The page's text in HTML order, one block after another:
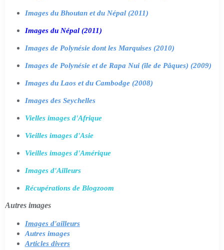
Images du Bhoutan et du Népal (2011)
Images du Népal (2011)
Images de Polynésie dont les Marquises (2010)
Images de Polynésie et de Rapa Nui (île de Pâques) (2009)
Images du Laos et du Cambodge (2008)
Images des Seychelles
Vielles images d'Afrique
Vieilles images d'Asie
Vieilles images d'Amérique
Images d'Ailleurs
Récupérations de Blogzoom
Autres images
Images d'ailleurs
Autres images
Articles divers